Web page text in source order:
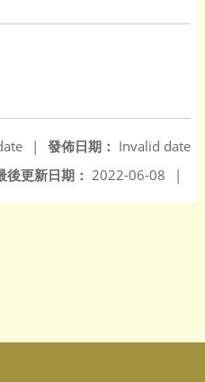
發佈日期： Invalid date
|
後更新日期： 2022-06-08 |